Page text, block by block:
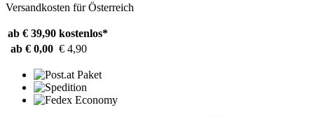
Versandkosten für Österreich
ab € 39,90 kostenlos*
ab € 0,00 € 4,90